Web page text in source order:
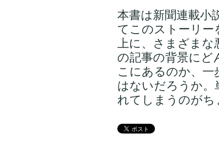
本書は新聞連載小
てこのストーリー
上に、さまざま
の記事の背景にど
こにあるのか、
はないだろうか
れてしまうのがち